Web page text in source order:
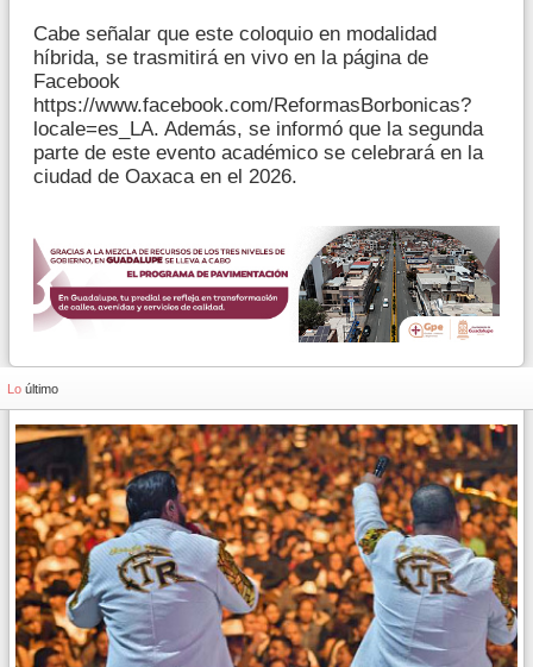
Cabe señalar que este coloquio en modalidad
híbrida, se trasmitirá en vivo en la página de
Facebook
https://www.facebook.com/ReformasBorbonicas?
locale=es_LA. Además, se informó que la segunda
parte de este evento académico se celebrará en la
ciudad de Oaxaca en el 2026.
Lo último